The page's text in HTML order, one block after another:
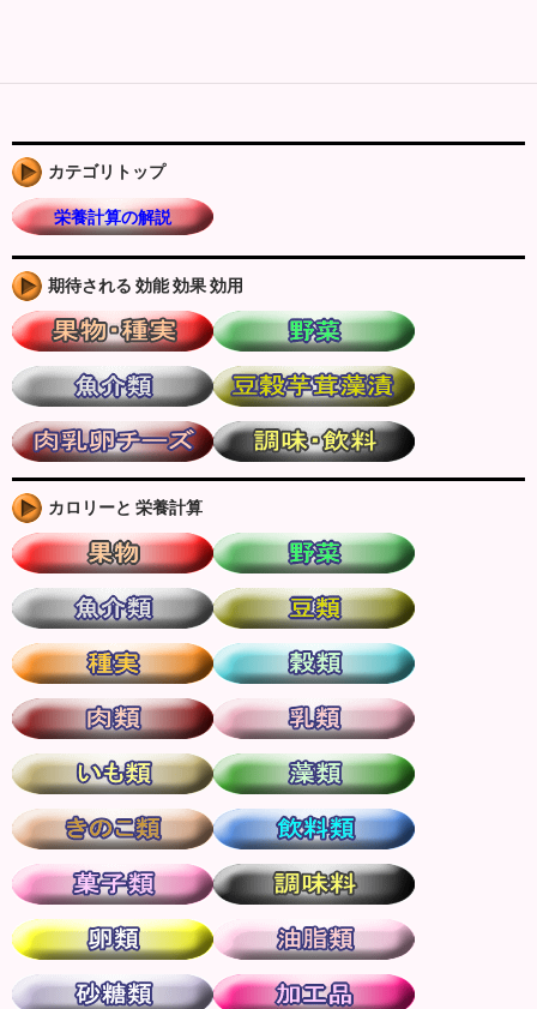
カテゴリトップ
栄養計算の解説
期待される 効能 効果 効用
カロリーと 栄養計算